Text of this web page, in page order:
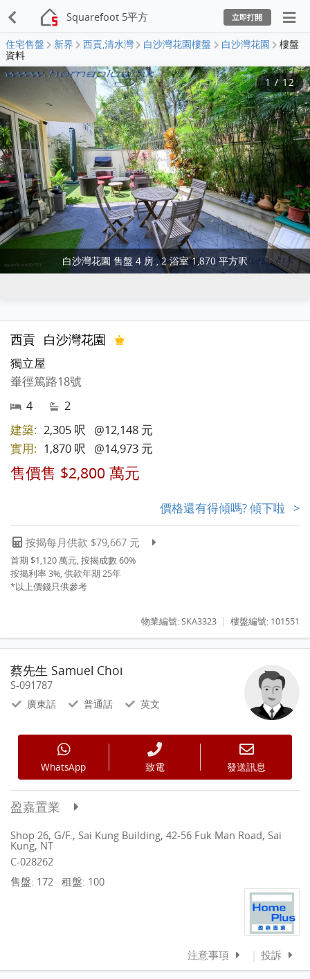
Squarefoot 5平方 立即打開
住宅售盤 新界 西貢,清水灣 白沙灣花園樓盤 白沙灣花園
樓盤
資料
白沙灣花園 售盤 4 房 , 2 浴室 1,870 平方呎
1/12
西貢 白沙灣花園
獨立屋
輋徑篤路18號
4
2
建築: 2,305 呎
@12,148 元
實用: 1,870 呎 @14,973 元
售價售 $2,800 萬元
價格還有得傾嗎? 傾下啦 >
按揭每月供款 $79,667 元
首期 $1,120 萬元, 按揭成數 60%
按揭利率 3%, 供款年期 25年
*以上價錢只供參考
物業編號: SKA3323 樓盤編號: 101551
蔡先生 Samuel Choi
S-091787
廣東話 普通話 英文
WhatsApp 致電 發送訊息
盈嘉置業
Shop 26, G/F., Sai Kung Building, 42-56 Fuk Man Road, Sai
Kung, NT
C-028262
售盤: 172
租盤: 100
注意事項 投訴